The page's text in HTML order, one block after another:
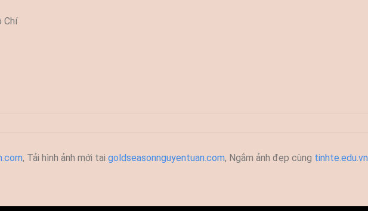
Chí
, Tải hình ảnh mới tại goldseasonnguyentuan.com, Ngắm ảnh đẹp cùng tinhte.edu.vn